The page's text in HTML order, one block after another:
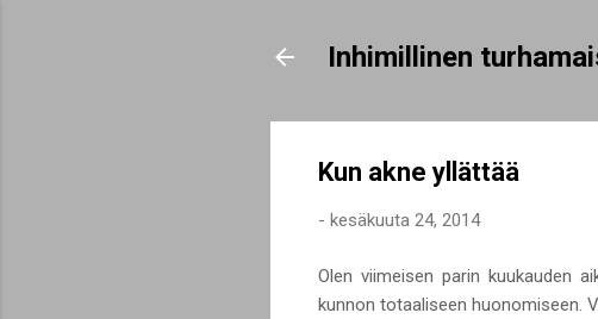
Inhimillinen
Kun akne yllättää
- kesäkuuta 24, 2014
Olen viimeisen parin kuukauden
kunnon totaaliseen huonomiseen.